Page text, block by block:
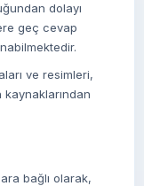
dolayı
geç cevap
ve resimleri,
bağlı olarak,